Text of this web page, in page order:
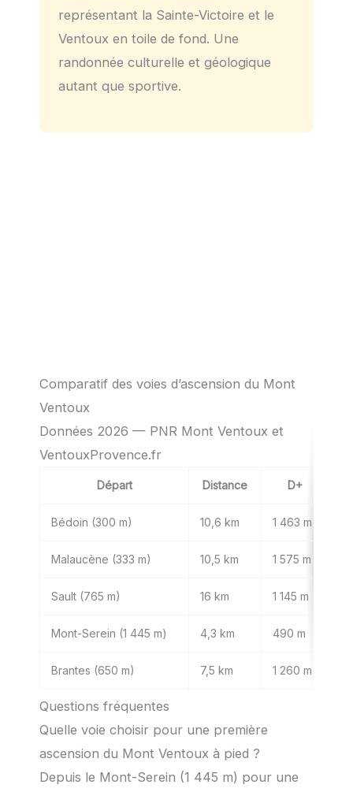
représentant la Sainte-Victoire et le
Ventoux en toile de fond. Une
randonnée culturelle et géologique
autant que sportive.
Comparatif des voies d’ascension du Mont
Ventoux
Données 2026 — PNR Mont Ventoux et
VentouxProvence.fr
Départ Distance D+
Bédoin (300 m) 10,6 km 1 463 m
Malaucène (333 m) 10,5 km 1 575 m
Sault (765 m) 16 km 1 145 m
Mont-Serein (1 445 m) 4,3 km 490 m
Brantes (650 m) 7,5 km 1 260 m
Questions fréquentes
Quelle voie choisir pour une première
ascension du Mont Ventoux à pied ?
Depuis le Mont-Serein (1 445 m) pour une